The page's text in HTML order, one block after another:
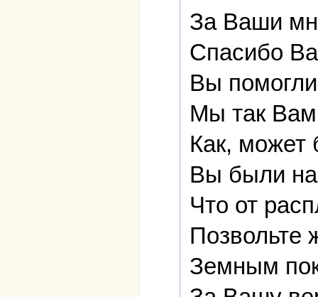
За Ваши
Спасибо
Вы
Мы так
Как, может
Вы были
Что от
Позвольте
Земным